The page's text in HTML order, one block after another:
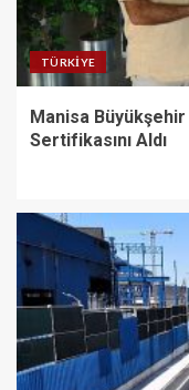
TÜRKIYE
Manisa Büyükşehir
Sertifikasını Aldı